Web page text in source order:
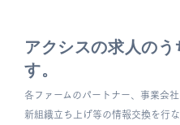
アクシスの求人の
す。
各ファームのパートナー、事業会
新組織立ち上げ等の情報交換を行な